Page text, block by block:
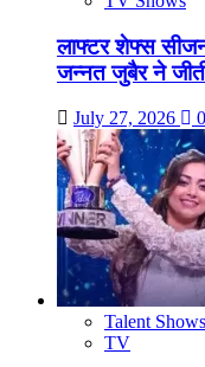
लाफ्टर शेफ्स
जन्नत जुबैर ने
July 27, 2026 0
Talent Shows
TV